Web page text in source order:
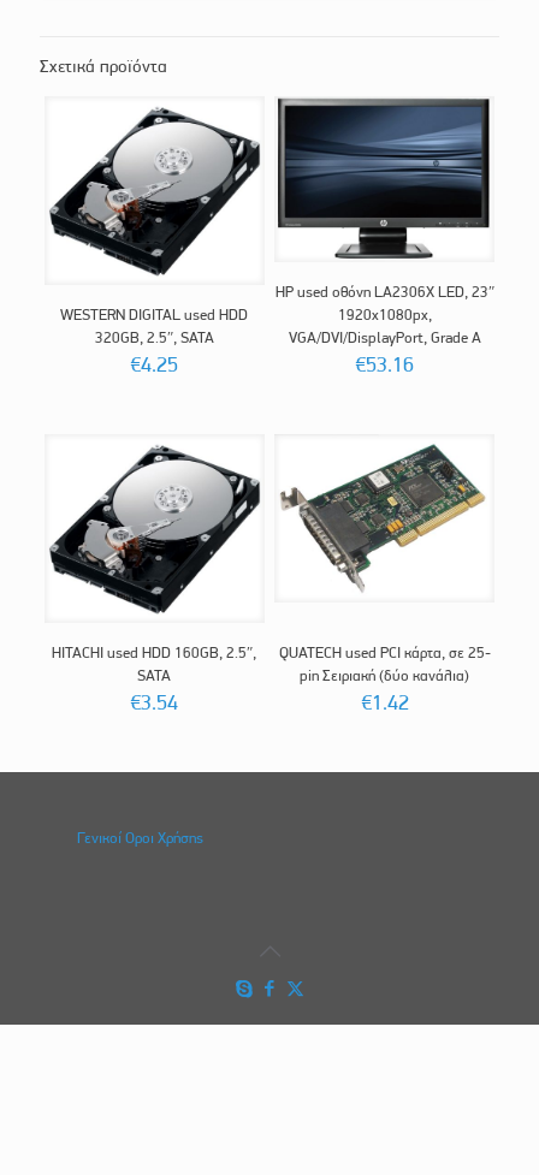
Σχετικά προϊόντα
WESTERN DIGITAL used HDD
320GB, 2.5″, SATA
€4.25
HP used οθόνη LA2306X LED, 23″
1920x1080px,
VGA/DVI/DisplayPort, Grade A
€53.16
HITACHI used HDD 160GB, 2.5″,
SATA
€3.54
QUATECH used PCI κάρτα, σε 25-
pin Σειριακή (δύο κανάλια)
€1.42
Γενικοί Οροι Χρήσης